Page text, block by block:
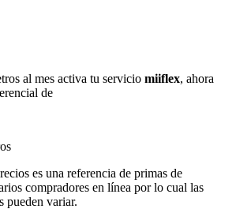
al mes activa tu servicio miiflex, ahora
de
es una referencia de primas de
compradores en línea por lo cual las
pueden variar.